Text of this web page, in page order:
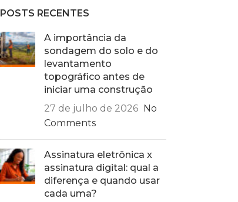
POSTS RECENTES
A importância da
sondagem do solo e do
levantamento
topográfico antes de
iniciar uma construção
27 de julho de 2026 No
Comments
Assinatura eletrônica x
assinatura digital: qual a
diferença e quando usar
cada uma?